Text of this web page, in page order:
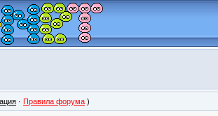
· Правила форума )